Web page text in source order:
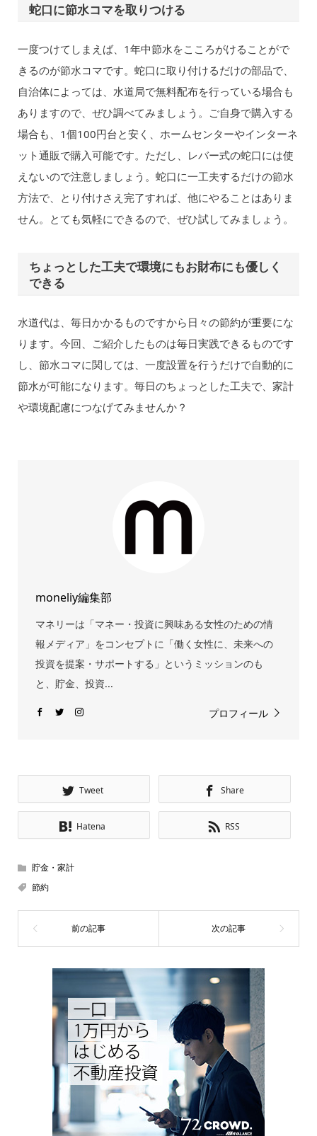
蛇口に節水コマを取りつける
一度つけてしまえば、1年中節水をこころがけることがで
きるのが節水コマです。蛇口に取り付けるだけの部品で、
自治体によっては、水道局で無料配布を行っている場合も
ありますので、ぜひ調べてみましょう。ご自身で購入する
場合も、1個100円台と安く、ホームセンターやインターネ
ット通販で購入可能です。ただし、レバー式の蛇口には使
えないので注意しましょう。蛇口に一工夫するだけの節水
方法で、とり付けさえ完了すれば、他にやることはありま
せん。とても気軽にできるので、ぜひ試してみましょう。
ちょっとした工夫で環境にもお財布にも優しく
できる
水道代は、毎日かかるものですから日々の節約が重要にな
ります。今回、ご紹介したものは毎日実践できるものです
し、節水コマに関しては、一度設置を行うだけで自動的に
節水が可能になります。毎日のちょっとした工夫で、家計
や環境配慮につなげてみませんか？
moneliy編集部
マネリーは「マネー・投資に興味ある女性のための情
報メディア」をコンセプトに「働く女性に、未来への
投資を提案・サポートする」というミッションのも
と、貯金、投資...
プロフィール
Tweet Share
Hatena RSS
貯金・家計
節約